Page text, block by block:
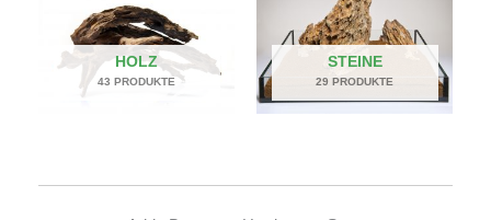
HOLZ
43 PRODUKTE
STEINE
29 PRODUKTE